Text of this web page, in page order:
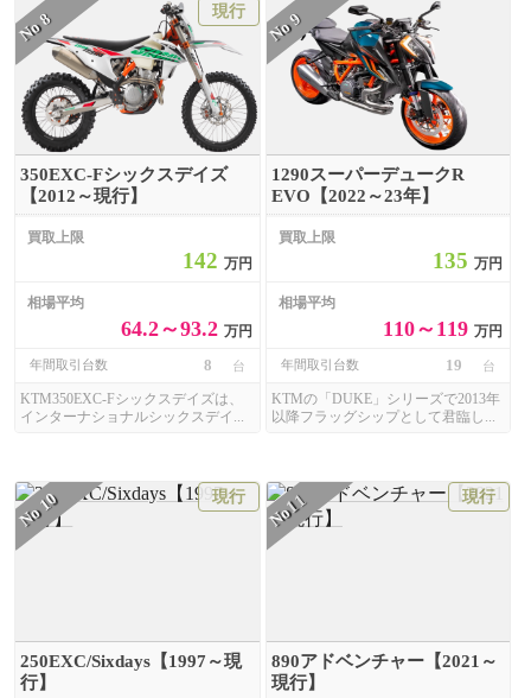
No8 現行
350EXC-Fシックスデイズ
【2012～現行】
買取上限
142 万円
相場平均
64.2～93.2 万円
年間取引台数 8 台
KTM350EXC-Fシックスデイズは、
インターナショナルシックスデイ...
No9
1290スーパーデュークR
EVO【2022～23年】
買取上限
135万円
相場平均
110～119万円
年間取引台数 19 台
KTMの「DUKE」シリーズで2013年
以降フラッグシップとして君臨し...
No10 現行
250EXC/Sixdays【1997～現
行】
No
11 現行
890アドベンチャー【2021～
現行】